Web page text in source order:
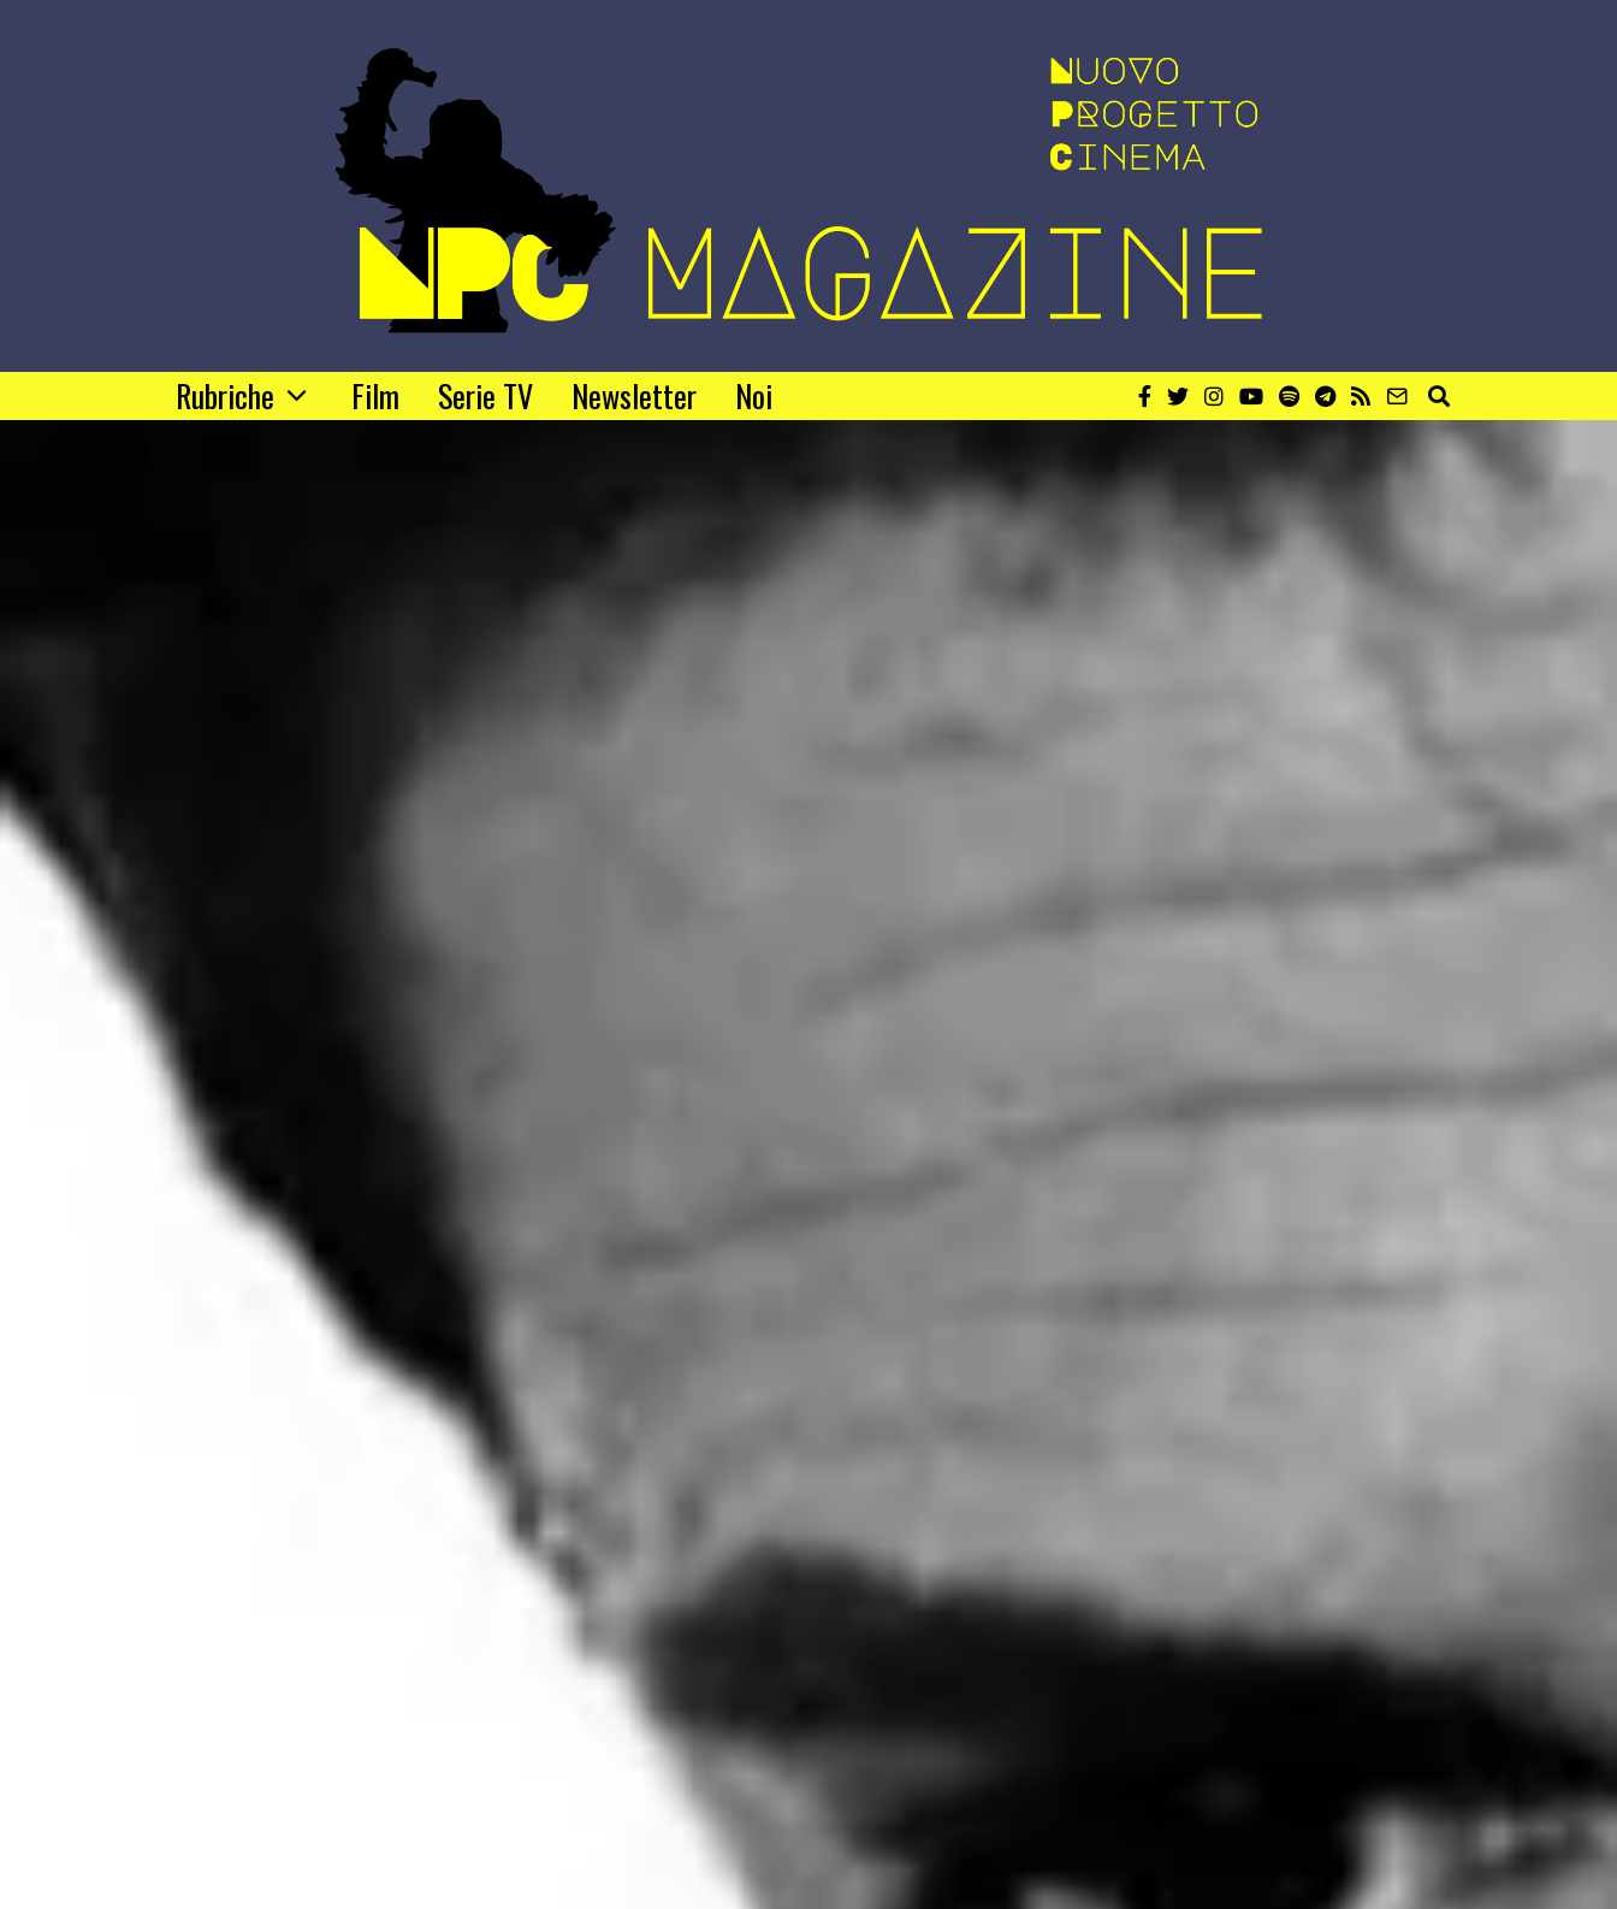
Rubriche Film Serie TV Newsletter Noi